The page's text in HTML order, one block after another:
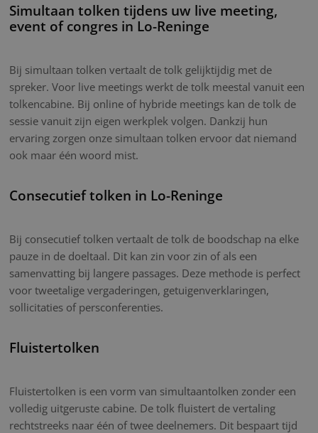
Simultaan tolken tijdens uw live meeting,
event of congres in Lo-Reninge
Bij simultaan tolken vertaalt de tolk gelijktijdig met de
spreker. Voor live meetings werkt de tolk meestal vanuit een
tolkencabine. Bij online of hybride meetings kan de tolk de
sessie vanuit zijn eigen werkplek volgen. Dankzij hun
ervaring zorgen onze simultaan tolken ervoor dat niemand
ook maar één woord mist.
Consecutief tolken in Lo-Reninge
Bij consecutief tolken vertaalt de tolk de boodschap na elke
pauze in de doeltaal. Dit kan zin voor zin of als een
samenvatting bij langere passages. Deze methode is perfect
voor tweetalige vergaderingen, getuigenverklaringen,
sollicitaties of persconferenties.
Fluistertolken
Fluistertolken is een vorm van simultaantolken zonder een
volledig uitgeruste cabine. De tolk fluistert de vertaling
rechtstreeks naar één of twee deelnemers. Dit bespaart tijd